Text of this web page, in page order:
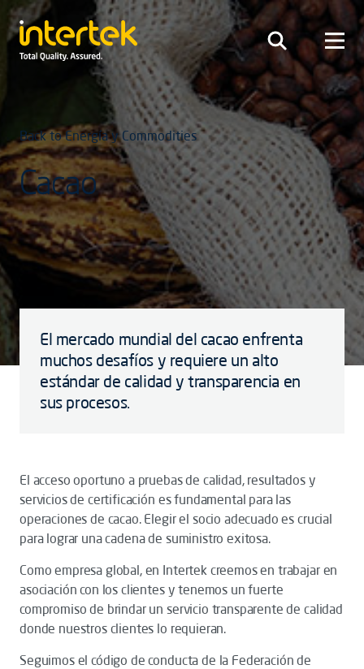
Back to Energía y Commodities
Cacao
El mercado mundial del cacao enfrenta
muchos desafíos y requiere un alto
estándar de calidad y transparencia en
sus procesos.
El acceso oportuno a pruebas de calidad, resultados y
servicios de certificación es fundamental para las
operaciones de cacao. Elegir el socio adecuado es crucial
para lograr una cadena de suministro exitosa.
Como empresa global, en Intertek creemos en trabajar en
asociación con los clientes y tenemos un fuerte
compromiso de brindar un servicio transparente de calidad
donde nuestros clientes lo requieran.
Seguimos el código de conducta de la Federación de